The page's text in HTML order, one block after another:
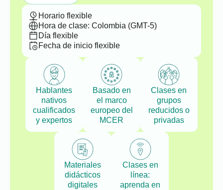
Horario flexible
Hora de clase: Colombia (GMT-5)
Día flexible
Fecha de inicio flexible
Hablantes
nativos
cualificados
y expertos
Basado en
el marco
europeo del
MCER
Clases en
grupos
reducidos o
privadas
Materiales
didácticos
digitales
Clases en
línea:
aprenda en